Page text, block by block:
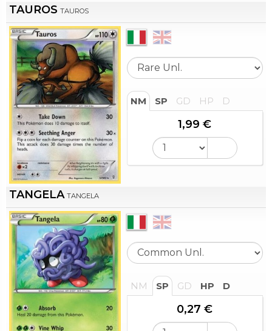
TAUROS TAUROS
NM SP GD HP D
1,99 €
TANGELA TANGELA
NM SP GD HP D
0,27 €